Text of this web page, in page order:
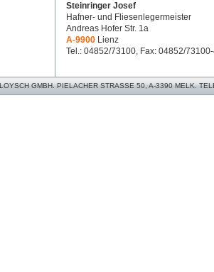
Steinringer Josef
Hafner- und Fliesenlegermeister
Andreas Hofer Str. 1a
A-9900 Lienz
Tel.: 04852/73100, Fax: 04852/
GMBH. PIELACHER STRASSE 50, A-3390 MELK.